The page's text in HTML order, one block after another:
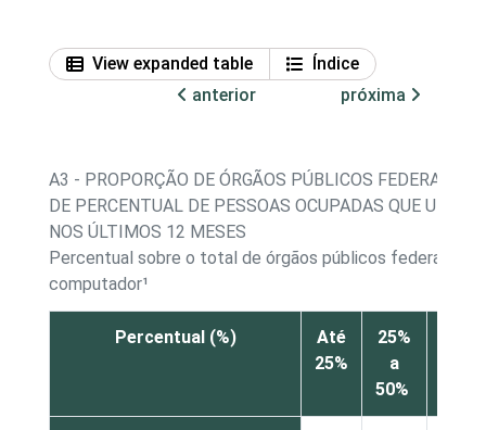
View expanded table
Índice
anterior
próxima
A3 - PROPORÇÃO DE ÓRGÃOS PÚBLICOS FEDERAIS E
DE PERCENTUAL DE PESSOAS OCUPADAS QUE
NOS ÚLTIMOS 12 MESES
Percentual sobre o total de órgãos públicos federais e
computador¹
Percentual (%)
Até
25%
25%
a
50%